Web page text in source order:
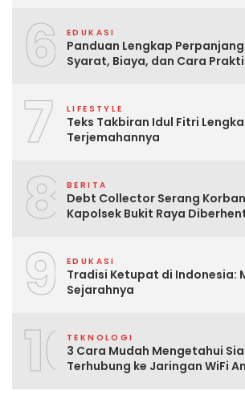
6 EDUKASI
Panduan Lengkap
Syarat, Biaya, dan Cara
7 LIFESTYLE
Teks Takbiran Idul Fitri
Terjemahannya
8 BERITA
Debt Collector Serang
Kapolsek Bukit Raya
9 EDUKASI
Tradisi Ketupat di Indonesia:
Sejarahnya
10TEKNOLOGI
3 Cara Mudah Mengetahui
Terhubung ke Jaringan WiFi